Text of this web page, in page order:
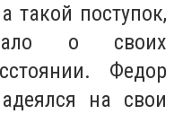
такой поступок,
о своих
Федор
на свои